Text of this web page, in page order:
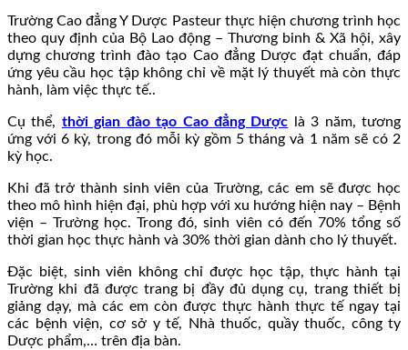
Trường Cao đẳng Y Dược Pasteur thực hiện chương trình học
theo quy định của Bộ Lao động – Thương binh & Xã hội, xây
dựng chương trình đào tạo Cao đẳng Dược đạt chuẩn, đáp
ứng yêu cầu học tập không chỉ về mặt lý thuyết mà còn thực
hành, làm việc thực tế..
Cụ thể, thời gian đào tạo Cao đẳng Dược là 3 năm, tương
ứng với 6 kỳ, trong đó mỗi kỳ gồm 5 tháng và 1 năm sẽ có 2
kỳ học.
Khi đã trở thành sinh viên của Trường, các em sẽ được học
theo mô hình hiện đại, phù hợp với xu hướng hiện nay – Bệnh
viện – Trường học. Trong đó, sinh viên có đến 70% tổng số
thời gian học thực hành và 30% thời gian dành cho lý thuyết.
Đặc biệt, sinh viên không chỉ được học tập, thực hành tại
Trường khi đã được trang bị đầy đủ dụng cụ, trang thiết bị
giảng dạy, mà các em còn được thực hành thực tế ngay tại
các bệnh viện, cơ sở y tế, Nhà thuốc, quầy thuốc, công ty
Dược phẩm,… trên địa bàn.